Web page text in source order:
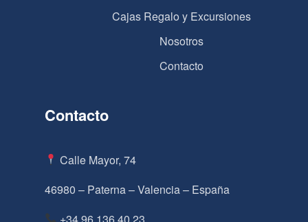
Cajas Regalo y Excursiones
Nosotros
Contacto
Contacto
Calle Mayor, 74
46980 – Paterna – Valencia – España
+34 96 136 40 23